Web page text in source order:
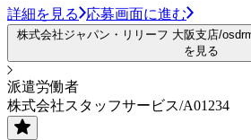
詳細を見る 応募画面に進む
株式会社ジャパン・リリーフ 大阪支店/
を見る
派遣労働者
株式会社スタッフサービス/A01234